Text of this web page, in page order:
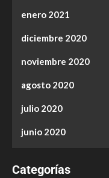
enero 2021
diciembre 2020
noviembre 2020
agosto 2020
julio 2020
junio 2020
Categorías